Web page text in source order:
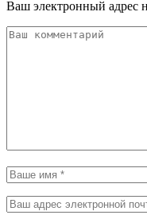
Ваш электронный адрес